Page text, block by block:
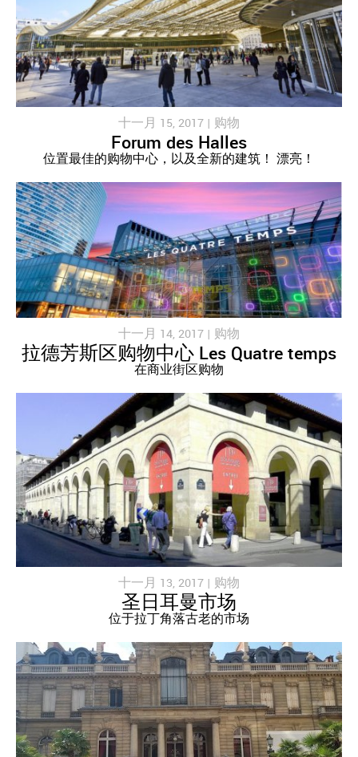
十一月 15, 2017 | 购物
Forum des Halles
位置最佳的购物中心，以及全新的建筑！ 漂亮！
十一月 14, 2017 | 购物
拉德芳斯区购物中心 Les Quatre temps
在商业街区购物
十一月 13, 2017 | 购物
圣日耳曼市场
位于拉丁角落古老的市场